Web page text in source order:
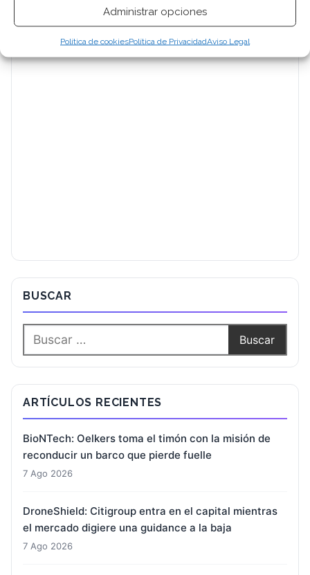
Administrar opciones
Política de cookiesPolítica de PrivacidadAviso Legal
BUSCAR
ARTÍCULOS RECIENTES
BioNTech: Oelkers toma el timón con la misión de
reconducir un barco que pierde fuelle
7 Ago 2026
DroneShield: Citigroup entra en el capital mientras
el mercado digiere una guidance a la baja
7 Ago 2026